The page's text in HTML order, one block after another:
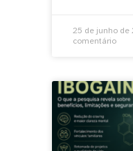
25 de junho de
comentário